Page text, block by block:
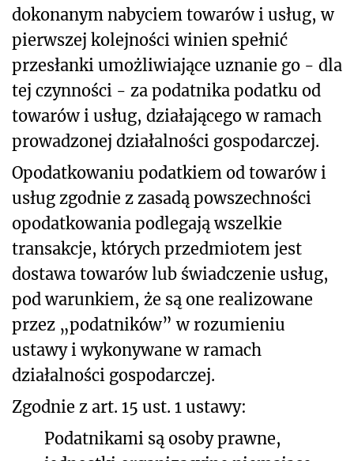
dokonanym nabyciem towarów i usług, w
pierwszej kolejności winien spełnić
przesłanki umożliwiające uznanie go - dla
tej czynności - za podatnika podatku od
towarów i usług, działającego w ramach
prowadzonej działalności gospodarczej.
Opodatkowaniu podatkiem od towarów i
usług zgodnie z zasadą powszechności
opodatkowania podlegają wszelkie
transakcje, których przedmiotem jest
dostawa towarów lub świadczenie usług,
pod warunkiem, że są one realizowane
przez „podatników” w rozumieniu
ustawy i wykonywane w ramach
działalności gospodarczej.
Zgodnie z art. 15 ust. 1 ustawy:
Podatnikami są osoby prawne,